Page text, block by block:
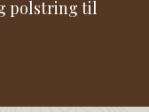
polstring til